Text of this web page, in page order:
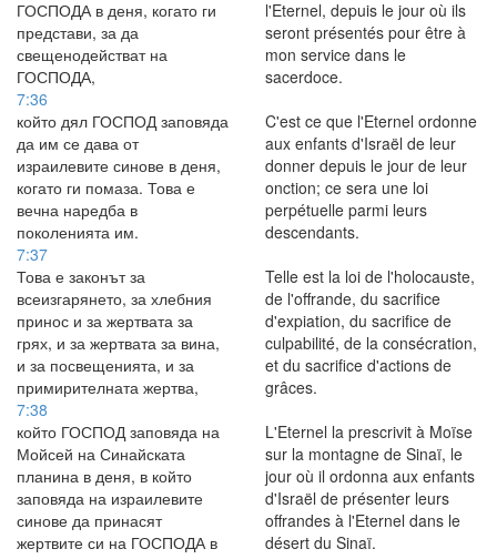
ГОСПОДА в деня, когато ги
представи, за да
свещенодействат на
ГОСПОДА,
l'Eternel, depuis le jour où ils
seront présentés pour être à
mon service dans le
sacerdoce.
7:36
който дял ГОСПОД заповяда
да им се дава от
израилевите синове в деня,
когато ги помаза. Това е
вечна наредба в
поколенията им.
C'est ce que l'Eternel ordonne
aux enfants d'Israël de leur
donner depuis le jour de leur
onction; ce sera une loi
perpétuelle parmi leurs
descendants.
7:37
Това е законът за
всеизгарянето, за хлебния
принос и за жертвата за
грях, и за жертвата за вина,
и за посвещенията, и за
примирителната жертва,
Telle est la loi de l'holocauste,
de l'offrande, du sacrifice
d'expiation, du sacrifice de
culpabilité, de la consécration,
et du sacrifice d'actions de
grâces.
7:38
който ГОСПОД заповяда на
Мойсей на Синайската
планина в деня, в който
заповяда на израилевите
синове да принасят
жертвите си на ГОСПОДА в
L'Eternel la prescrivit à Moïse
sur la montagne de Sinaï, le
jour où il ordonna aux enfants
d'Israël de présenter leurs
offrandes à l'Eternel dans le
désert du Sinaï.